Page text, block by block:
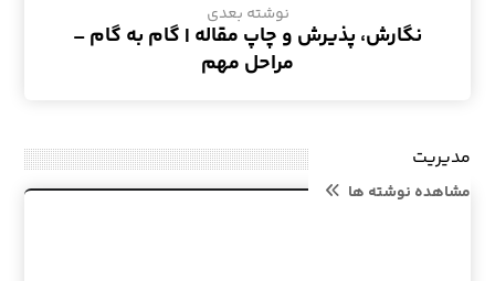
نوشته بعدی
نگارش، پذیرش و چاپ مقاله | گام به گام –
مراحل مهم
مدیریت
مشاهده نوشته ها